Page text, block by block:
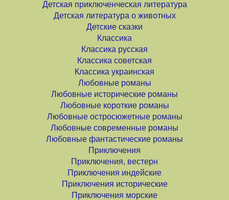
Детская приключенческая литература
Детская литература о животных
Детские сказки
Классика
Классика русская
Классика советская
Классика украинская
Любовные романы
Любовные исторические романы
Любовные короткие романы
Любовные остросюжетные романы
Любовные современные романы
Любовные фантастические романы
Приключения
Приключения, вестерн
Приключения индейские
Приключения исторические
Приключения морские